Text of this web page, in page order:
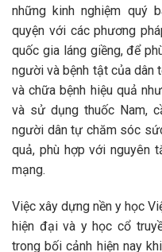
những kinh nghiệm quý
quyện với các phương
quốc gia láng giềng, để
người và bệnh tật của dân
và chữa bệnh hiệu quả
và sử dụng thuốc Nam,
người dân tự chăm sóc
quả, phù hợp với nguyên
mạng.
Việc xây dựng nền y học
hiện đại và y học cổ
trong bối cảnh hiện nay